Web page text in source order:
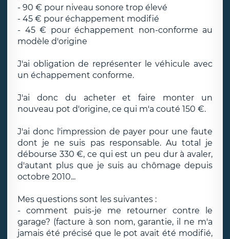
- 90 € pour niveau sonore trop élevé
- 45 € pour échappement modifié
- 45 € pour échappement non-conforme au
modèle d'origine
J'ai obligation de représenter le véhicule avec
un échappement conforme.
J'ai donc du acheter et faire monter un
nouveau pot d'origine, ce qui m'a couté 150 €.
J'ai donc l'impression de payer pour une faute
dont je ne suis pas responsable. Au total je
débourse 330 €, ce qui est un peu dur à avaler,
d'autant plus que je suis au chômage depuis
octobre 2010...
Mes questions sont les suivantes :
- comment puis-je me retourner contre le
garage? (facture à son nom, garantie, il ne m'a
jamais été précisé que le pot avait été modifié,